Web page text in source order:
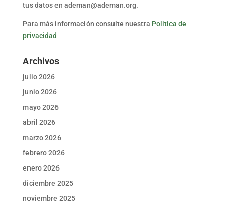
tus datos en ademan@ademan.org.
Para más información consulte nuestra Politica de
privacidad
Archivos
julio 2026
junio 2026
mayo 2026
abril 2026
marzo 2026
febrero 2026
enero 2026
diciembre 2025
noviembre 2025